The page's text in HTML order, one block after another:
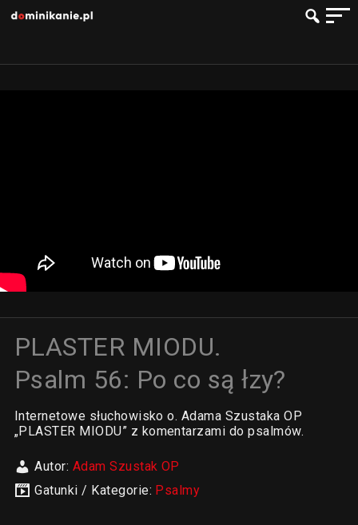
PLASTER MIODU.
Psalm 56: Po co są łzy?
Internetowe słuchowisko o. Adama Szustaka OP
„PLASTER MIODU” z komentarzami do psalmów.
Autor: Adam Szustak OP
Gatunki / Kategorie: Psalmy